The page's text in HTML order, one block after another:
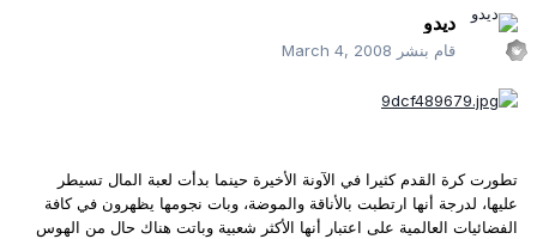
ديدو
قام بنشر March 4, 2008
تطورت كرة القدم كثيرا في الآونة الأخيرة حينما بدأت لعبة المال تسيطر
عليها، لدرجة أنها ارتطبت بالأناقة والموضة، وبات نجومها يظهرون في كافة
الفضائيات العالمية على اعتبار أنها الأكثر شعبية وباتت هناك حال من الهوس